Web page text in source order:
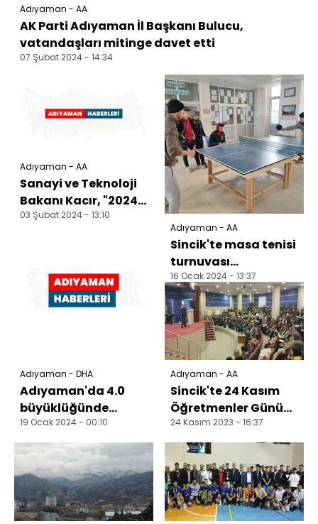
Adıyaman - AA
AK Parti Adıyaman İl Başkanı Bulucu,
vatandaşları mitinge davet etti
07 Şubat 2024 - 14:34
Adıyaman - AA
Sanayi ve Teknoloji
Bakanı Kacır, "2024
Yılı Adıyaman
03 Şubat 2024 - 13:10
Adıyaman - DHA
Adıyaman'da 4.0
büyüklüğünde
deprem
19 Ocak 2024 - 00:10
Adıyaman - AA
Sincik'te masa tenisi
turnuvası
düzenlendi
16 Ocak 2024 - 13:37
Adıyaman - AA
Sincik'te 24 Kasım
Öğretmenler Günü
kutlandı
24 Kasım 2023 - 16:37